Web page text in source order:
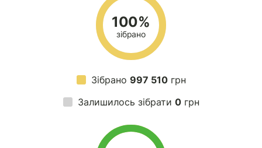
100%
зібрано
Зібрано 997 510грн
Залишилось зібрати 0грн